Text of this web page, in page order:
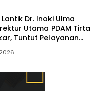
Dr. Inoki Ulma
Utama PDAM Tirta
Tuntut Pelayanan
Profesional